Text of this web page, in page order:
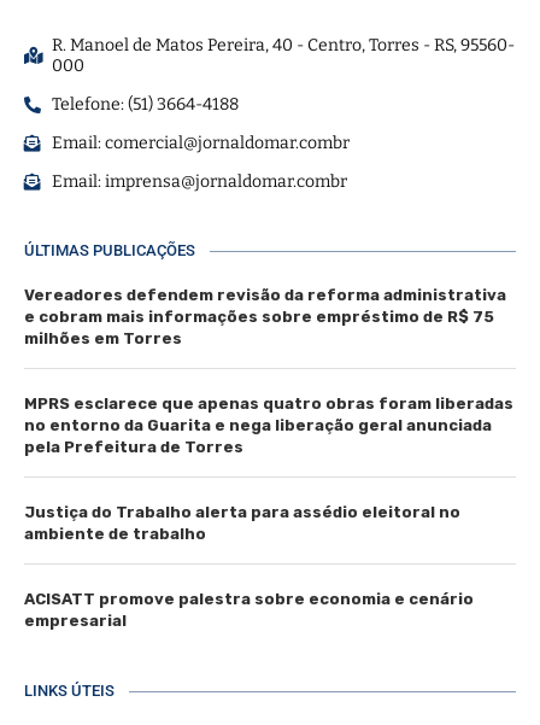
R. Manoel de Matos Pereira, 40 - Centro, Torres - RS, 95560-
000
Telefone: (51) 3664-4188
Email:comercial@jornaldomar.combr
Email:imprensa@jornaldomar.combr
ÚLTIMAS PUBLICAÇÕES
Vereadores defendem revisão da reforma administrativa
e cobram mais informações sobre empréstimo de R$ 75
milhões em Torres
MPRS esclarece que apenas quatro obras foram liberadas
no entorno da Guarita e nega liberação geral anunciada
pela Prefeitura de Torres
Justiça do Trabalho alerta para assédio eleitoral no
ambiente de trabalho
ACISATT promove palestra sobre economia e cenário
empresarial
LINKS ÚTEIS